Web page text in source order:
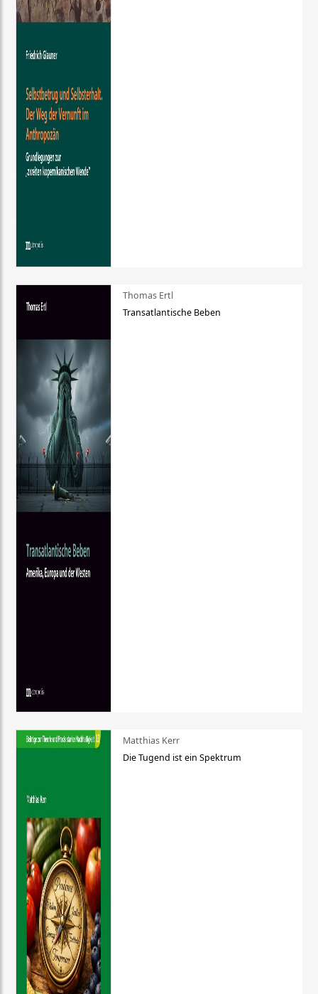
Thomas Ertl
Transatlantische Beben
Matthias Kerr
Die Tugend ist ein Spektrum